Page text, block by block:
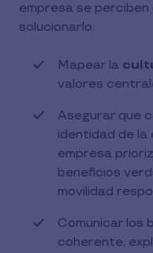
empresa se
solucionarlo:
Mapear la
valores
Asegurar que
identidad de la
empresa
beneficios
movilidad
Comunicar los
coherente,